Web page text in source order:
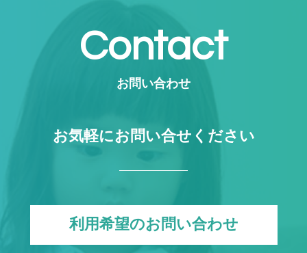
Contact
お問い合わせ
お気軽にお問い合せください
利用希望のお問い合わせ